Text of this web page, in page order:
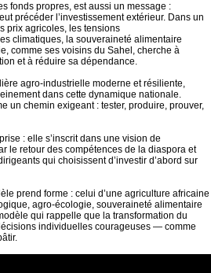
fonds propres, est aussi un message :
précéder l’investissement extérieur. Dans un
prix agricoles, les tensions
climatiques, la souveraineté alimentaire
comme ses voisins du Sahel, cherche à
et à réduire sa dépendance.
agro-industrielle moderne et résiliente,
dans cette dynamique nationale.
un chemin exigeant : tester, produire, prouver,
: elle s’inscrit dans une vision de
le retour des compétences de la diaspora et
qui choisissent d’investir d’abord sur
prend forme : celui d’une agriculture africaine
agro-écologie, souveraineté alimentaire
qui rappelle que la transformation du
individuelles courageuses — comme